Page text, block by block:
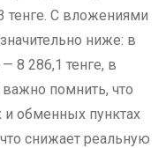
тенге. С вложениями
ниже: в
8 286,1 тенге, в
помнить, что
обменных пунктах
снижает реальную